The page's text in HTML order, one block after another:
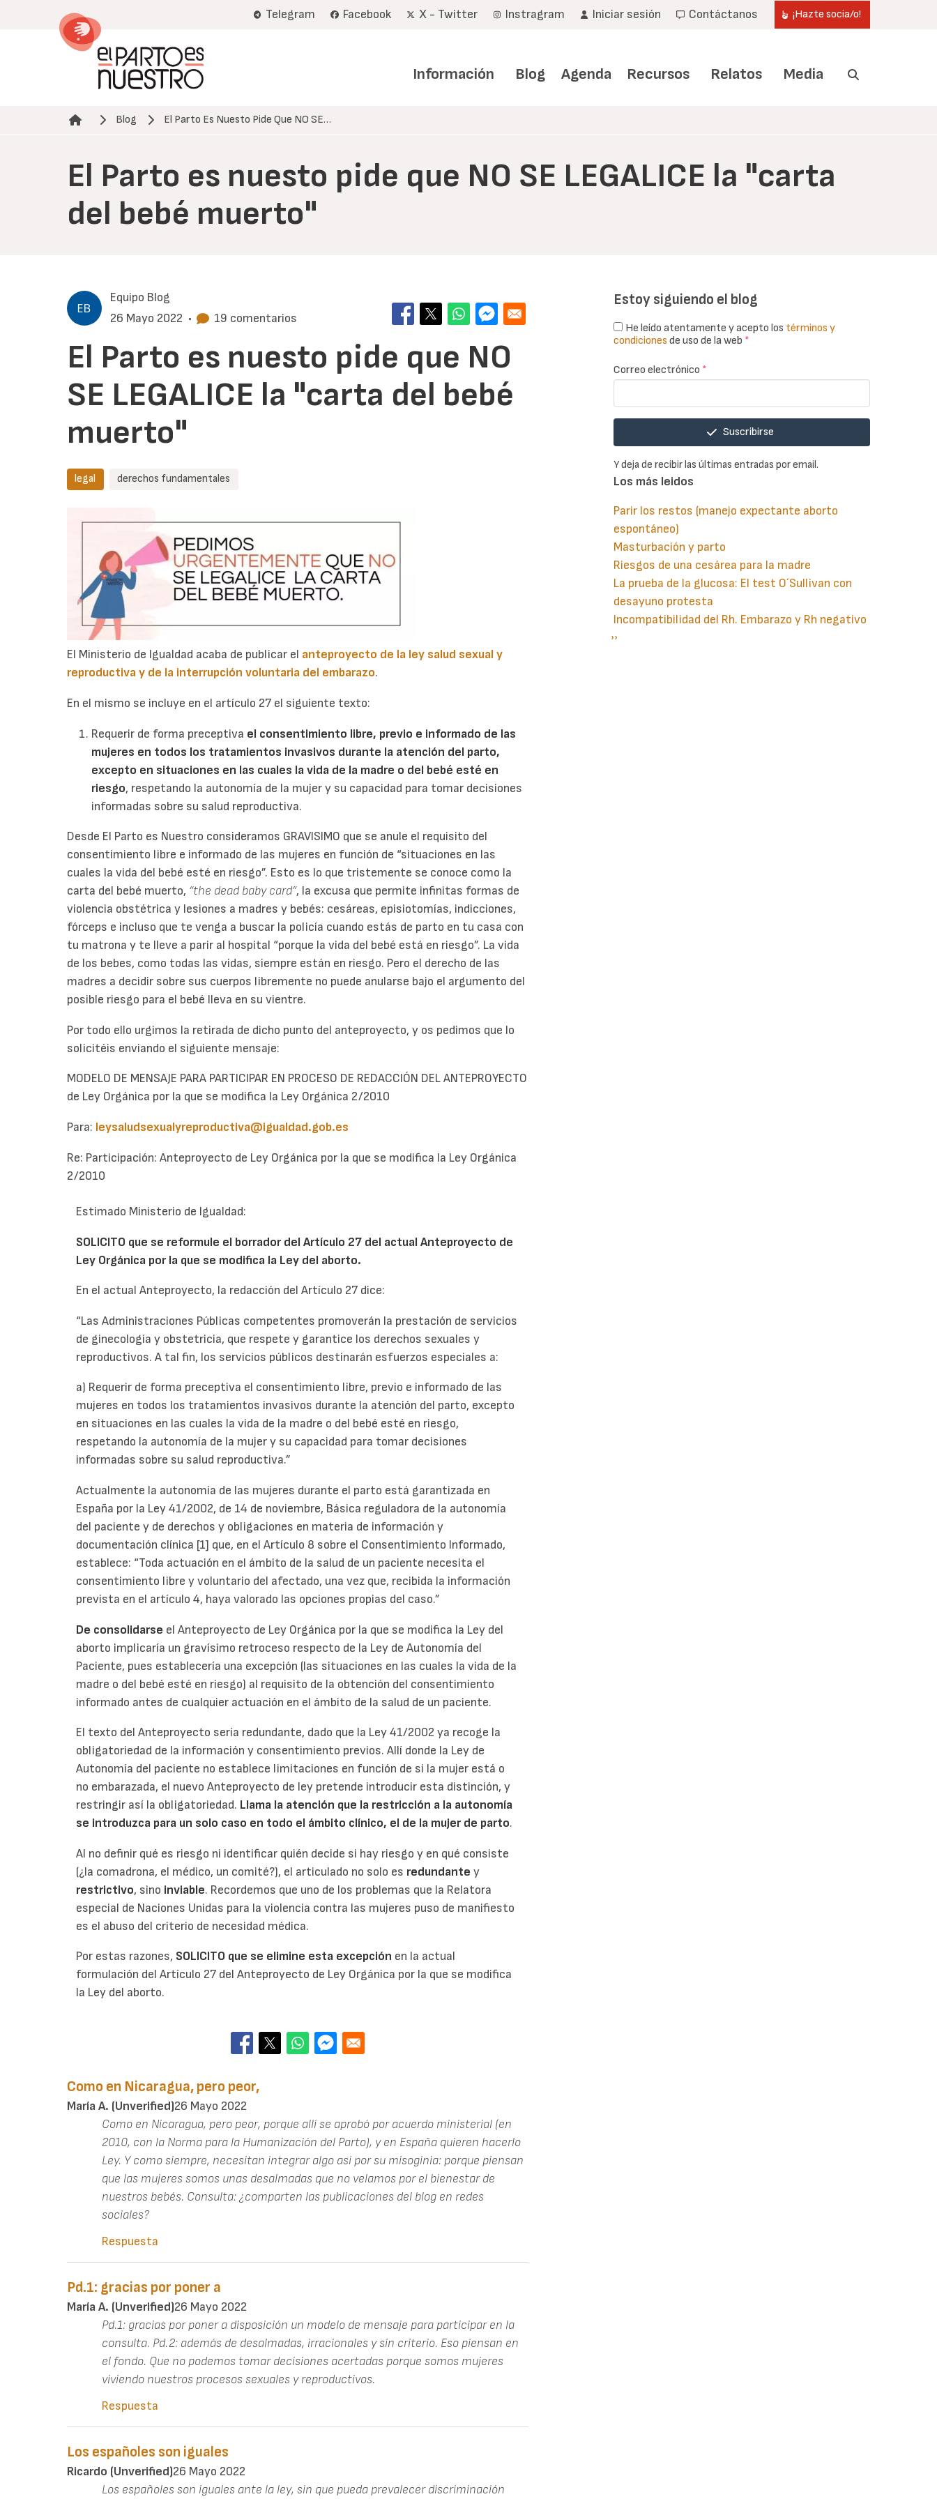
Telegram Facebook X - Twitter Instragram Iniciar sesión Contáctanos ¡Hazte socia/o!
Información Blog Agenda Recursos Relatos Media
Ruta de navegación
Blog El Parto Es Nuesto Pide Que NO SE…
El Parto es nuesto pide que NO SE LEGALICE la "carta
del bebé muerto"
Equipo Blog
26 Mayo 2022 • 19 comentarios
El Parto es nuesto pide que NO
SE LEGALICE la "carta del bebé
muerto"
legal derechos fundamentales
El Ministerio de Igualdad acaba de publicar el anteproyecto de la ley salud sexual y
reproductiva y de la interrupción voluntaria del embarazo.
En el mismo se incluye en el artículo 27 el siguiente texto:
Requerir de forma preceptiva el consentimiento libre, previo e informado de las
mujeres en todos los tratamientos invasivos durante la atención del parto,
excepto en situaciones en las cuales la vida de la madre o del bebé esté en
riesgo, respetando la autonomía de la mujer y su capacidad para tomar decisiones
informadas sobre su salud reproductiva.
Desde El Parto es Nuestro consideramos GRAVISIMO que se anule el requisito del
consentimiento libre e informado de las mujeres en función de “situaciones en las
cuales la vida del bebé esté en riesgo”. Esto es lo que tristemente se conoce como la
carta del bebé muerto, “the dead baby card”, la excusa que permite infinitas formas de
violencia obstétrica y lesiones a madres y bebés: cesáreas, episiotomías, indicciones,
fórceps e incluso que te venga a buscar la policía cuando estás de parto en tu casa con
tu matrona y te lleve a parir al hospital “porque la vida del bebé está en riesgo”. La vida
de los bebes, como todas las vidas, siempre están en riesgo. Pero el derecho de las
madres a decidir sobre sus cuerpos libremente no puede anularse bajo el argumento del
posible riesgo para el bebé lleva en su vientre.
Por todo ello urgimos la retirada de dicho punto del anteproyecto, y os pedimos que lo
solicitéis enviando el siguiente mensaje:
MODELO DE MENSAJE PARA PARTICIPAR EN PROCESO DE REDACCIÓN DEL ANTEPROYECTO
de Ley Orgánica por la que se modifica la Ley Orgánica 2/2010
Para: leysaludsexualyreproductiva@igualdad.gob.es
Re: Participación: Anteproyecto de Ley Orgánica por la que se modifica la Ley Orgánica
2/2010
Estimado Ministerio de Igualdad:
SOLICITO que se reformule el borrador del Artículo 27 del actual Anteproyecto de
Ley Orgánica por la que se modifica la Ley del aborto.
En el actual Anteproyecto, la redacción del Artículo 27 dice:
“Las Administraciones Públicas competentes promoverán la prestación de servicios
de ginecología y obstetricia, que respete y garantice los derechos sexuales y
reproductivos. A tal fin, los servicios públicos destinarán esfuerzos especiales a:
a) Requerir de forma preceptiva el consentimiento libre, previo e informado de las
mujeres en todos los tratamientos invasivos durante la atención del parto, excepto
en situaciones en las cuales la vida de la madre o del bebé esté en riesgo,
respetando la autonomía de la mujer y su capacidad para tomar decisiones
informadas sobre su salud reproductiva.”
Actualmente la autonomía de las mujeres durante el parto está garantizada en
España por la Ley 41/2002, de 14 de noviembre, Básica reguladora de la autonomía
del paciente y de derechos y obligaciones en materia de información y
documentación clínica [1] que, en el Artículo 8 sobre el Consentimiento Informado,
establece: “Toda actuación en el ámbito de la salud de un paciente necesita el
consentimiento libre y voluntario del afectado, una vez que, recibida la información
prevista en el artículo 4, haya valorado las opciones propias del caso.”
De consolidarse el Anteproyecto de Ley Orgánica por la que se modifica la Ley del
aborto implicaría un gravísimo retroceso respecto de la Ley de Autonomía del
Paciente, pues establecería una excepción (las situaciones en las cuales la vida de la
madre o del bebé esté en riesgo) al requisito de la obtención del consentimiento
informado antes de cualquier actuación en el ámbito de la salud de un paciente.
El texto del Anteproyecto sería redundante, dado que la Ley 41/2002 ya recoge la
obligatoriedad de la información y consentimiento previos. Allí donde la Ley de
Autonomía del paciente no establece limitaciones en función de si la mujer está o
no embarazada, el nuevo Anteproyecto de ley pretende introducir esta distinción, y
restringir así la obligatoriedad. Llama la atención que la restricción a la autonomía
se introduzca para un solo caso en todo el ámbito clínico, el de la mujer de parto.
Al no definir qué es riesgo ni identificar quién decide si hay riesgo y en qué consiste
(¿la comadrona, el médico, un comité?), el articulado no solo es redundante y
restrictivo, sino inviable. Recordemos que uno de los problemas que la Relatora
especial de Naciones Unidas para la violencia contra las mujeres puso de manifiesto
es el abuso del criterio de necesidad médica.
Por estas razones, SOLICITO que se elimine esta excepción en la actual
formulación del Artículo 27 del Anteproyecto de Ley Orgánica por la que se modifica
la Ley del aborto.
Como en Nicaragua, pero peor,
María A. (unverified)26 Mayo 2022
Como en Nicaragua, pero peor, porque allí se aprobó por acuerdo ministerial (en
2010, con la Norma para la Humanización del Parto), y en España quieren hacerlo
Ley. Y como siempre, necesitan integrar algo así por su misoginia: porque piensan
que las mujeres somos unas desalmadas que no velamos por el bienestar de
nuestros bebés. Consulta: ¿comparten las publicaciones del blog en redes
sociales?
Respuesta
Pd.1: gracias por poner a
María A. (unverified)26 Mayo 2022
Pd.1: gracias por poner a disposición un modelo de mensaje para participar en la
consulta. Pd.2: además de desalmadas, irracionales y sin criterio. Eso piensan en
el fondo. Que no podemos tomar decisiones acertadas porque somos mujeres
viviendo nuestros procesos sexuales y reproductivos.
Respuesta
Los españoles son iguales
Ricardo (unverified)26 Mayo 2022
Los españoles son iguales ante la ley, sin que pueda prevalecer discriminación
Estoy siguiendo el blog
He leído atentamente y acepto los términos y
condiciones de uso de la web *
Correo electrónico *
Suscribirse
Y deja de recibir las últimas entradas por email.
Los más leidos
Parir los restos (manejo expectante aborto
espontáneo)
Masturbación y parto
Riesgos de una cesárea para la madre
La prueba de la glucosa: El test O´Sullivan con
desayuno protesta
Incompatibilidad del Rh. Embarazo y Rh negativo
Paginación
Siguiente
››